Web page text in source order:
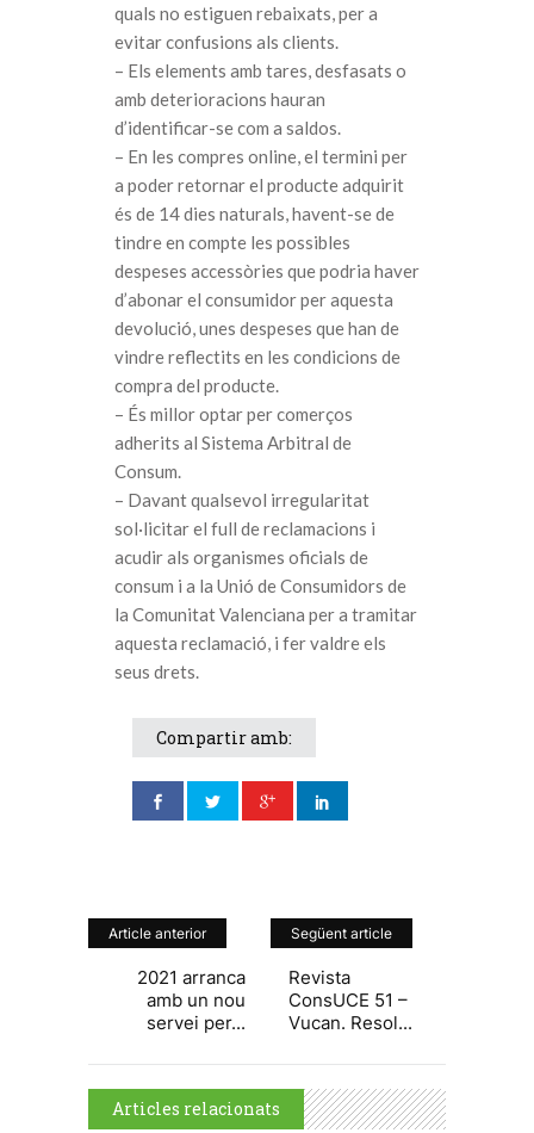
quals no estiguen rebaixats, per a
evitar confusions als clients.
– Els elements amb tares, desfasats o
amb deterioracions hauran
d’identificar-se com a saldos.
– En les compres online, el termini per
a poder retornar el producte adquirit
és de 14 dies naturals, havent-se de
tindre en compte les possibles
despeses accessòries que podria haver
d’abonar el consumidor per aquesta
devolució, unes despeses que han de
vindre reflectits en les condicions de
compra del producte.
– És millor optar per comerços
adherits al Sistema Arbitral de
Consum.
– Davant qualsevol irregularitat
sol·licitar el full de reclamacions i
acudir als organismes oficials de
consum i a la Unió de Consumidors de
la Comunitat Valenciana per a tramitar
aquesta reclamació, i fer valdre els
seus drets.
Compartir amb:
Article anterior
2021 arranca
amb un nou
servei per...
Següent article
Revista
ConsUCE 51 –
Vucan. Resol...
Articles relacionats